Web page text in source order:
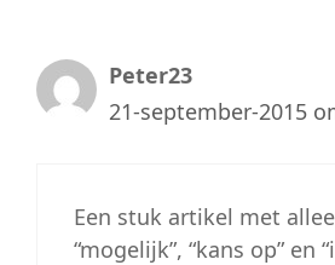
Peter23
21-september-2015
Een stuk artikel met
“mogelijk”, “kans op” en